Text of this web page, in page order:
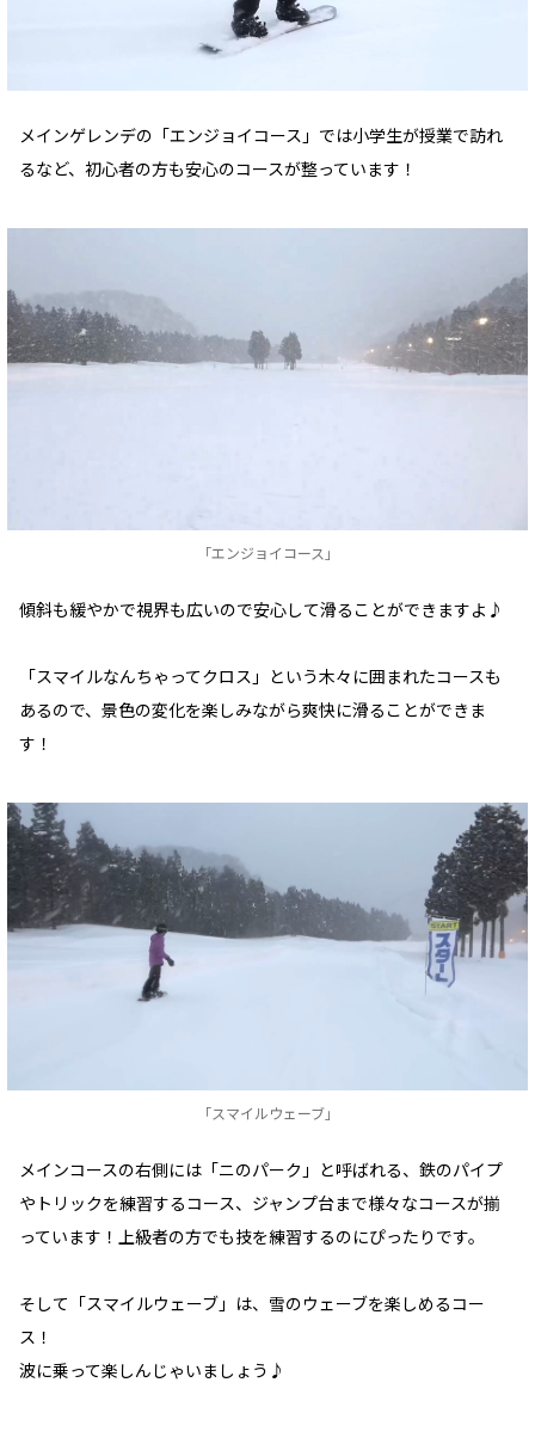
メインゲレンデの「エンジョイコース」では小学生が授業で訪れ
るなど、初心者の方も安心のコースが整っています！
「エンジョイコース」
傾斜も緩やかで視界も広いので安心して滑ることができますよ♪
「スマイルなんちゃってクロス」という木々に囲まれたコースも
あるので、景色の変化を楽しみながら爽快に滑ることができま
す！
「スマイルウェーブ」
メインコースの右側には「ニのパーク」と呼ばれる、鉄のパイプ
やトリックを練習するコース、ジャンプ台まで様々なコースが揃
っています！上級者の方でも技を練習するのにぴったりです。
そして「スマイルウェーブ」は、雪のウェーブを楽しめるコー
ス！
波に乗って楽しんじゃいましょう♪